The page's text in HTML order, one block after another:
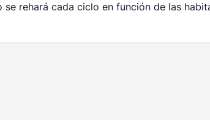
rehará cada ciclo en función de las